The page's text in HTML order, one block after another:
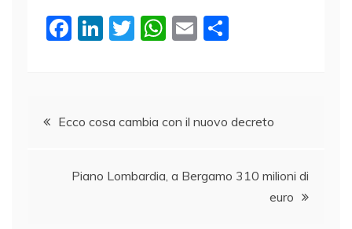
F
b
o
Li
dI
T
W
A
p
E
vi
Navigazione
Ecco cosa cambia con il nuovo decreto
Piano Lombardia, a Bergamo 310 milioni di
euro